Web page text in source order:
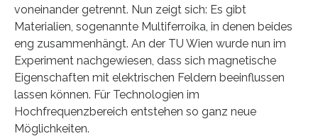
voneinander getrennt. Nun zeigt sich: Es gibt
Materialien, sogenannte Multiferroika, in denen beides
eng zusammenhängt. An der TU Wien wurde nun im
Experiment nachgewiesen, dass sich magnetische
Eigenschaften mit elektrischen Feldern beeinflussen
lassen können. Für Technologien im
Hochfrequenzbereich entstehen so ganz neue
Möglichkeiten.